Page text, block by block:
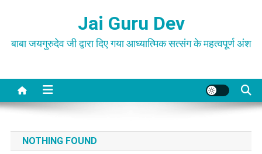
content
Jai Guru Dev
बाबा जयगुरुदेव जी द्वारा दिए गया आध्यात्मिक सत्संग के महत्वपूर्ण अंश
NOTHING FOUND